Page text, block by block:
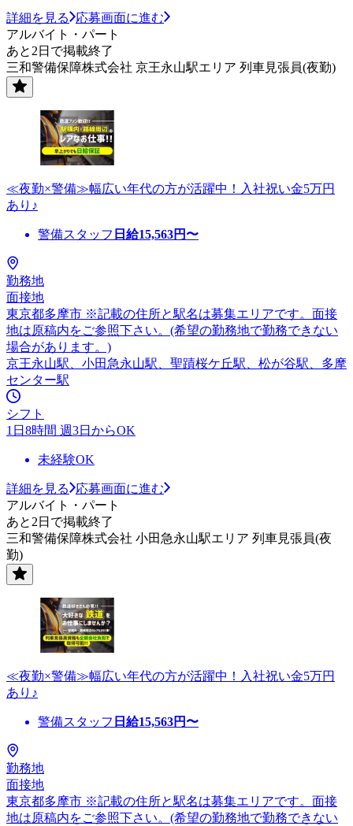
詳細を見る
応募画面に進む
アルバイト・パート
あと2日で掲載終了
三和警備保障株式会社 京王永山駅エリア 列車見張員(夜勤)
≪夜勤×警備≫幅広い年代の方が活躍中！入社祝い金5万円
あり♪
警備スタッフ 日給15,563円〜
勤務地
面接地
東京都多摩市 ※記載の住所と駅名は募集エリアです。面接
地は原稿内をご参照下さい。(希望の勤務地で勤務できない
場合があります。)
京王永山駅、小田急永山駅、聖蹟桜ケ丘駅、松が谷駅、多摩
センター駅
シフト
1日8時間 週3日からOK
未経験OK
詳細を見る
応募画面に進む
アルバイト・パート
あと2日で掲載終了
三和警備保障株式会社 小田急永山駅エリア 列車見張員(夜
勤)
≪夜勤×警備≫幅広い年代の方が活躍中！入社祝い金5万円
あり♪
警備スタッフ 日給15,563円〜
勤務地
面接地
東京都多摩市 ※記載の住所と駅名は募集エリアです。面接
地は原稿内をご参照下さい。(希望の勤務地で勤務できない